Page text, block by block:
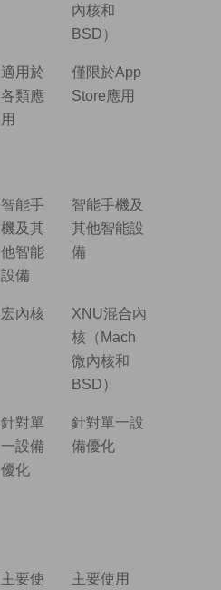
內核和
BSD）
適用於
各類應
用
僅限於App
Store應用
智能手
機及其
他智能
設備
智能手機及
其他智能設
備
宏內核
XNU混合內
核（Mach
微內核和
BSD）
針對單
一設備
優化
針對單一設
備優化
主要使
主要使用